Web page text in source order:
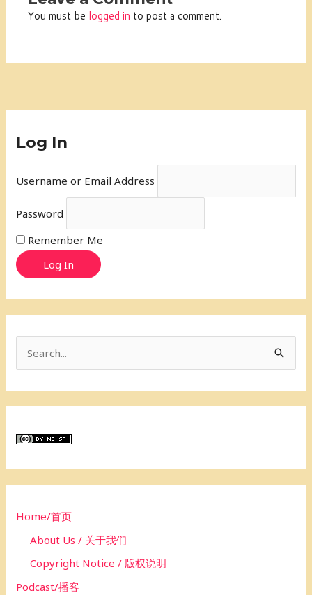
You must be logged in to post a comment.
Log In
Username or Email Address
Password
Remember Me
Log In
c
rHome/首页
About Us / 关于我们
Copyright Notice / 版权说明
Podcast/播客